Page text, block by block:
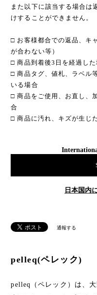
また以下に該当する場合は
けすることができません。
□ お客様都合での返品、キ
が合わない等）
□ 商品到着後3日を経過した
□ 商品タグ、値札、ラベル
いる場合
□ 商品をご使用、お直し、
合
□ 商品に汚れ、キズが生じ
日本国内
通報する
pelleq(ペレック)
pelleq（ペレック）は、